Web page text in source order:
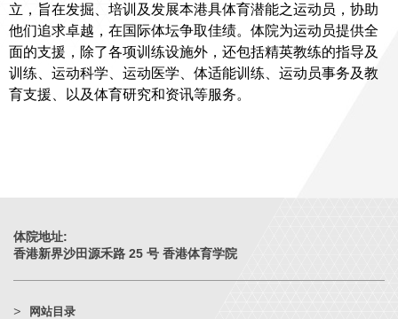
立，旨在发掘、培训及发展本港具体育潜能之运动员，协助
他们追求卓越，在国际体坛争取佳绩。体院为运动员提供全
面的支援，除了各项训练设施外，还包括精英教练的指导及
训练、运动科学、运动医学、体适能训练、运动员事务及教
育支援、以及体育研究和资讯等服务。
体院地址:
香港新界沙田源禾路 25 号 香港体育学院
网站目录